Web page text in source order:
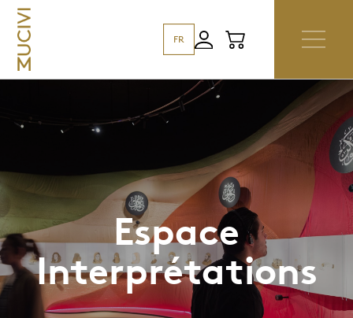
FR
Espace
Interprétations